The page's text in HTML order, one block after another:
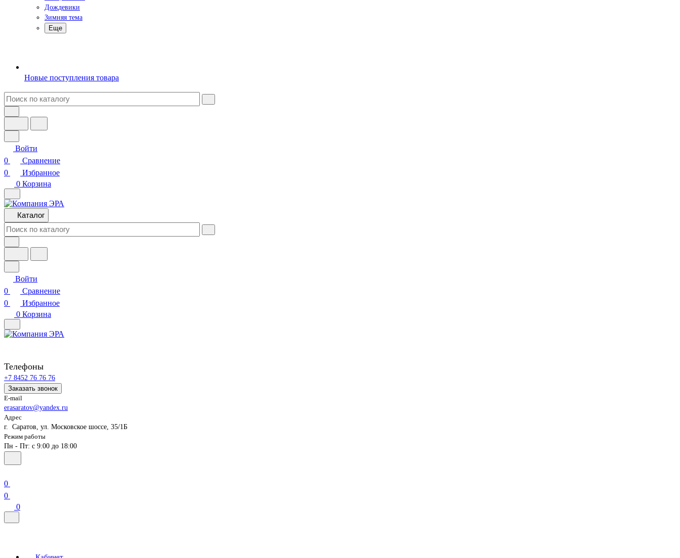
Дождевики
Зимняя тема
Еще
Новые поступления товара
Войти
0
Сравнение
0
Избранное
0 Корзина
Каталог
Войти
0
Сравнение
0
Избранное
0 Корзина
Телефоны
+7 8452 76 76 76
Заказать звонок
E-mail
erasaratov@yandex.ru
Адрес
г. Саратов, ул. Московское шоссе, 35/1Б
Режим работы
Пн - Пт: с 9:00 до 18:00
0
0
0